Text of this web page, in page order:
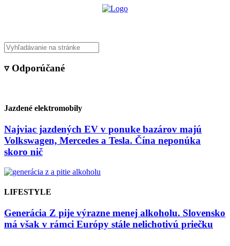
▿ Odporúčané
Jazdené elektromobily
Najviac jazdených EV v ponuke bazárov majú
Volkswagen, Mercedes a Tesla. Čína neponúka
skoro nič
LIFESTYLE
Generácia Z pije výrazne menej alkoholu. Slovensko
má však v rámci Európy stále nelichotivú priečku